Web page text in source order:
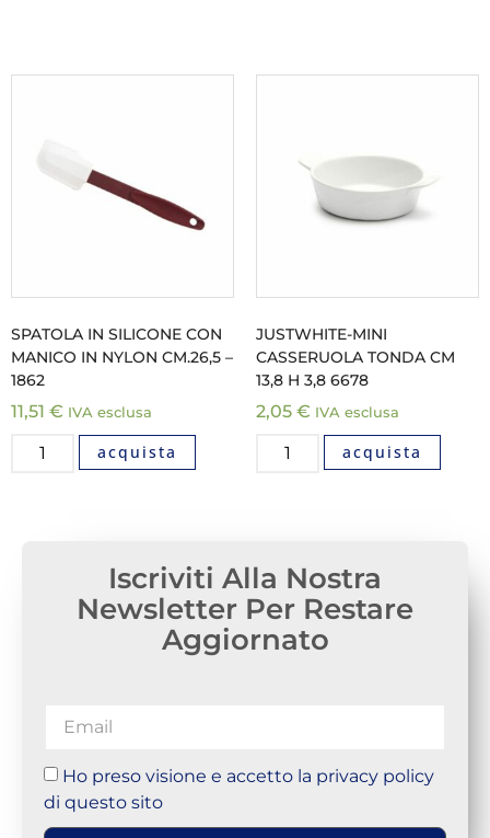
SPATOLA IN SILICONE CON
MANICO IN NYLON CM.26,5 –
1862
11,51 € IVA esclusa
acquista
JUSTWHITE-MINI
CASSERUOLA TONDA CM
13,8 H 3,8 6678
2,05 € IVA esclusa
acquista
Iscriviti Alla Nostra
Newsletter Per Restare
Aggiornato
Ho preso visione e accetto la privacy policy
di questo sito